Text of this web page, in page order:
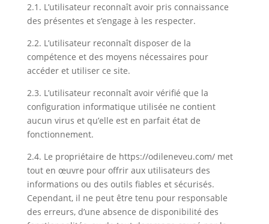
2.1. L’utilisateur reconnaît avoir pris connaissance
des présentes et s’engage à les respecter.
2.2. L’utilisateur reconnaît disposer de la
compétence et des moyens nécessaires pour
accéder et utiliser ce site.
2.3. L’utilisateur reconnaît avoir vérifié que la
configuration informatique utilisée ne contient
aucun virus et qu’elle est en parfait état de
fonctionnement.
2.4. Le propriétaire de https://odileneveu.com/ met
tout en œuvre pour offrir aux utilisateurs des
informations ou des outils fiables et sécurisés.
Cependant, il ne peut être tenu pour responsable
des erreurs, d’une absence de disponibilité des